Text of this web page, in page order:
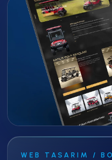
WEB TASARIM /